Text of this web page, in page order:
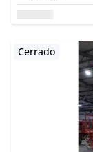
Cerrado